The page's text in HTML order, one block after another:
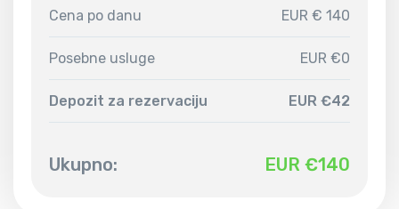
Cena po danu EUR € 140
Posebne usluge EUR €0
Depozit za rezervaciju EUR €42
Ukupno: EUR €140